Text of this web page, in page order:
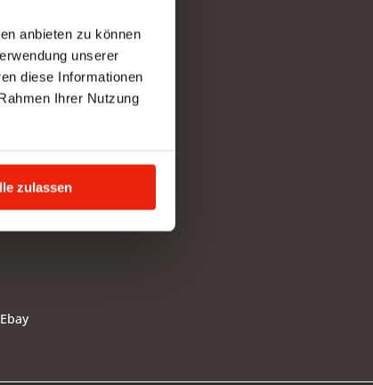
anbieten zu können
unserer
diese Informationen
Ihrer Nutzung
zulassen
Ebay